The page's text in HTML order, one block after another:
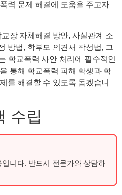
력 문제 해결에 도움을 주고자
장 자체해결 방안, 사실관계 소
방법, 학부모 의견서 작성법, 그
학교폭력 사안 처리에 필수적인
통해 학교폭력 피해 학생과 학
를 해결할 수 있도록 돕겠습니
수립
니다. 반드시 전문가와 상담하